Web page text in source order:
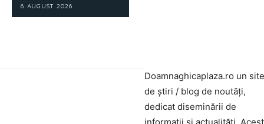
6 AUGUST 2026
Doamnaghicaplaza.ro un site
de știri / blog de noutăți,
dedicat diseminării de